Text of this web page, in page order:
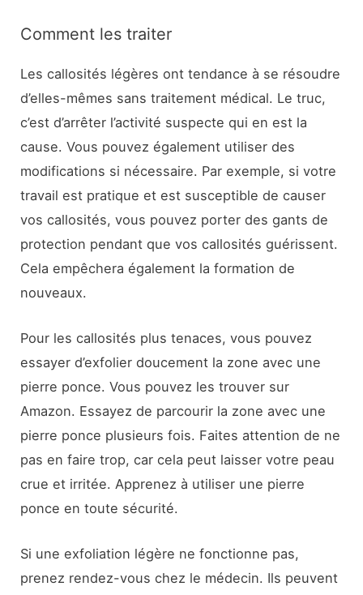
Comment les traiter
Les callosités légères ont tendance à se résoudre
d’elles-mêmes sans traitement médical. Le truc,
c’est d’arrêter l’activité suspecte qui en est la
cause. Vous pouvez également utiliser des
modifications si nécessaire. Par exemple, si votre
travail est pratique et est susceptible de causer
vos callosités, vous pouvez porter des gants de
protection pendant que vos callosités guérissent.
Cela empêchera également la formation de
nouveaux.
Pour les callosités plus tenaces, vous pouvez
essayer d’exfolier doucement la zone avec une
pierre ponce. Vous pouvez les trouver sur
Amazon. Essayez de parcourir la zone avec une
pierre ponce plusieurs fois. Faites attention de ne
pas en faire trop, car cela peut laisser votre peau
crue et irritée. Apprenez à utiliser une pierre
ponce en toute sécurité.
Si une exfoliation légère ne fonctionne pas,
prenez rendez-vous chez le médecin. Ils peuvent